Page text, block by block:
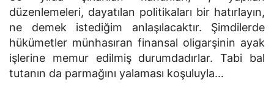
düzenlemeleri, dayatılan politikaları bir hatırlayın,
ne demek istediğim anlaşılacaktır. Şimdilerde
hükümetler münhasıran finansal oligarşinin ayak
işlerine memur edilmiş durumdadırlar. Tabi bal
tutanın da parmağını yalaması koşuluyla…